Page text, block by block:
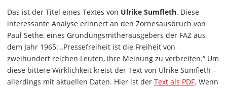
Das ist der Titel eines Textes von Ulrike Sumfleth. Diese
interessante Analyse erinnert an den Zornesausbruch von
Paul Sethe, eines Gründungsmitherausgebers der FAZ aus
dem Jahr 1965: „Pressefreiheit ist die Freiheit von
zweihundert reichen Leuten, ihre Meinung zu verbreiten.“ Um
diese bittere Wirklichkeit kreist der Text von Ulrike Sumfleth –
allerdings mit aktuellen Daten. Hier ist der Text als PDF. Wenn